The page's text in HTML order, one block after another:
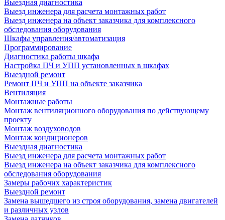
Выездная диагностика
Выезд инженера для расчета монтажных работ
Выезд инженера на объект заказчика для комплексного
обследования оборудования
Шкафы управления/автоматизация
Программирование
Диагностика работы шкафа
Настройка ПЧ и УПП установленных в шкафах
Выездной ремонт
Ремонт ПЧ и УПП на объекте заказчика
Вентиляция
Монтажные работы
Монтаж вентиляционного оборудования по действующему
проекту
Монтаж воздуховодов
Монтаж кондиционеров
Выездная диагностика
Выезд инженера для расчета монтажных работ
Выезд инженера на объект заказчика для комплексного
обследования оборудования
Замеры рабочих характеристик
Выездной ремонт
Замена вышедшего из строя оборудования, замена двигателей
и различных узлов